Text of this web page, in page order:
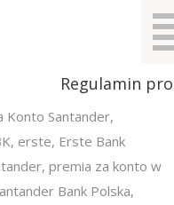
Regulamin
Konto Santander,
, erste, Erste Bank
, premia za konto w
Bank Polska,